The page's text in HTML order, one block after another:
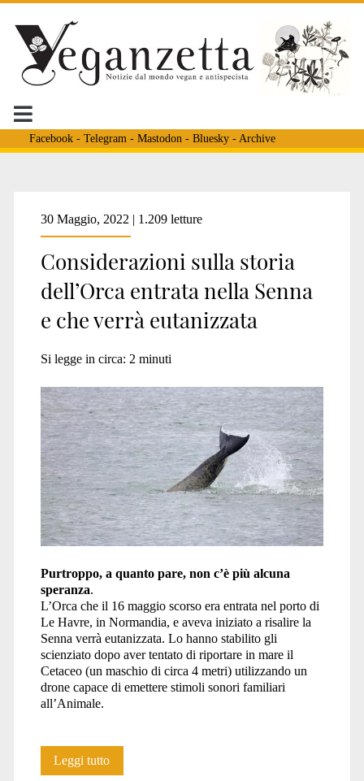
Facebook- Telegram - Mastodon - Bluesky- Archive
Tag:
<span>cetaceo
senna</span>
30 Maggio, 2022 | 1.209 letture
Considerazioni sulla storia
dell’Orca entrata nella Senna
e che verrà eutanizzata
Si legge in circa: 2 minuti
Purtroppo, a quanto pare, non c’è più alcuna
speranza.
L’Orca che il 16 maggio scorso era entrata nel porto di
Le Havre, in Normandia, e aveva iniziato a risalire la
Senna verrà eutanizzata. Lo hanno stabilito gli
scienziato dopo aver tentato di riportare in mare il
Cetaceo (un maschio di circa 4 metri) utilizzando un
drone capace di emettere stimoli sonori familiari
all’Animale.
Leggi tuttoConsiderazioni